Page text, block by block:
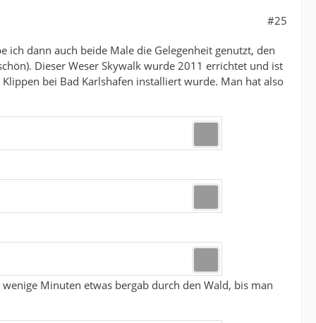
#25
dann auch beide Male die Gelegenheit genutzt, den
Dieser Weser Skywalk wurde 2011 errichtet und ist
bei Bad Karlshafen installiert wurde. Man hat also
Minuten etwas bergab durch den Wald, bis man